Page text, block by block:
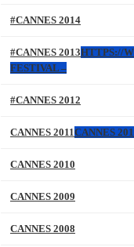
#CANNES 2014
#CANNES 2013HTTPS://
FESTIVAL –
#CANNES 2012
CANNES 2011CANNES
CANNES 2010
CANNES 2009
CANNES 2008